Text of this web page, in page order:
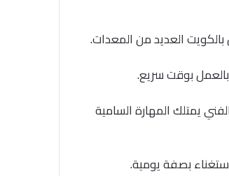
بوقت سريع.
يمتلك المهارة السامية
بصفة يومية.